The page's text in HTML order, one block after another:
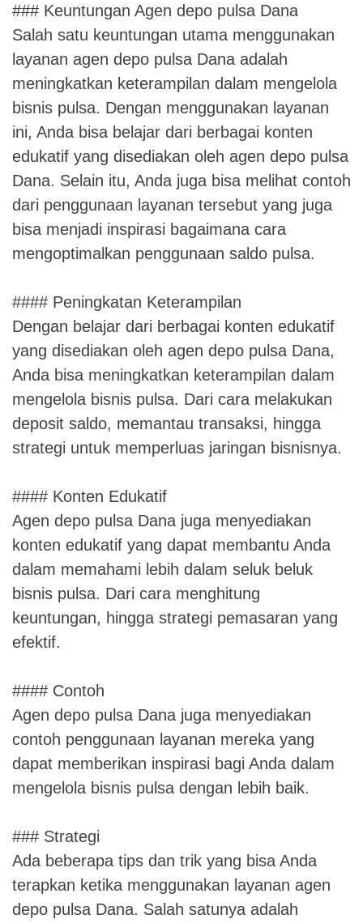
### Keuntungan Agen depo pulsa Dana
Salah satu keuntungan utama menggunakan
layanan agen depo pulsa Dana adalah
meningkatkan keterampilan dalam mengelola
bisnis pulsa. Dengan menggunakan layanan
ini, Anda bisa belajar dari berbagai konten
edukatif yang disediakan oleh agen depo pulsa
Dana. Selain itu, Anda juga bisa melihat contoh
dari penggunaan layanan tersebut yang juga
bisa menjadi inspirasi bagaimana cara
mengoptimalkan penggunaan saldo pulsa.
#### Peningkatan Keterampilan
Dengan belajar dari berbagai konten edukatif
yang disediakan oleh agen depo pulsa Dana,
Anda bisa meningkatkan keterampilan dalam
mengelola bisnis pulsa. Dari cara melakukan
deposit saldo, memantau transaksi, hingga
strategi untuk memperluas jaringan bisnisnya.
#### Konten Edukatif
Agen depo pulsa Dana juga menyediakan
konten edukatif yang dapat membantu Anda
dalam memahami lebih dalam seluk beluk
bisnis pulsa. Dari cara menghitung
keuntungan, hingga strategi pemasaran yang
efektif.
#### Contoh
Agen depo pulsa Dana juga menyediakan
contoh penggunaan layanan mereka yang
dapat memberikan inspirasi bagi Anda dalam
mengelola bisnis pulsa dengan lebih baik.
### Strategi
Ada beberapa tips dan trik yang bisa Anda
terapkan ketika menggunakan layanan agen
depo pulsa Dana. Salah satunya adalah